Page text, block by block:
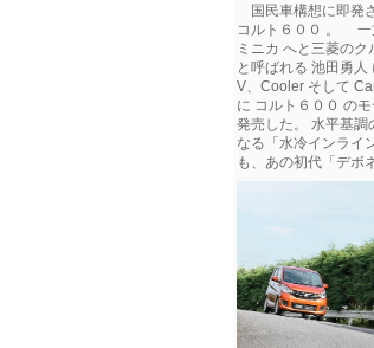
国民車構想に即発
コルト６００ 。 一
ミニカ へと三菱の
と呼ばれる 池田勇
V、Cooler そして
に コルト６００ の
発売した。 水平基
なる「水冷インライ
も、あの初代「デボ